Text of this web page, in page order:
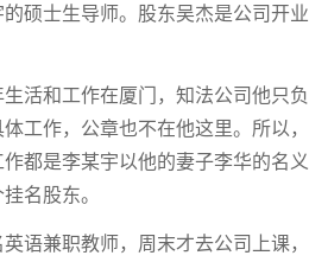
硕士生导师。股东吴杰是公司开业
活和工作在厦门，知法公司他只负
工作，公章也不在他这里。所以，
都是李某宇以他的妻子李华的名义
名股东。
语兼职教师，周末才去公司上课，